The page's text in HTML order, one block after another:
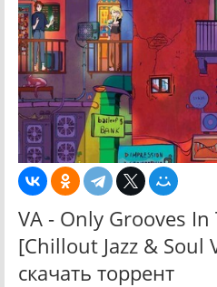
VA - Only Grooves
[Chillout Jazz & Soul
скачать торрент